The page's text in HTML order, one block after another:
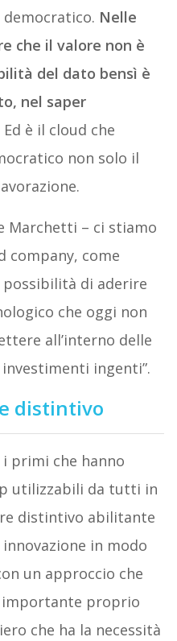
Nelle
che il valore non è
del dato bensì è
nel saper
Ed è il cloud che
non solo il
Marchetti – ci stiamo
company, come
di aderire
che oggi non
all’interno delle
ingenti”.
distintivo
i primi che hanno
utilizzabili da tutti in
distintivo abilitante
in modo
un approccio che
proprio
che ha la necessità